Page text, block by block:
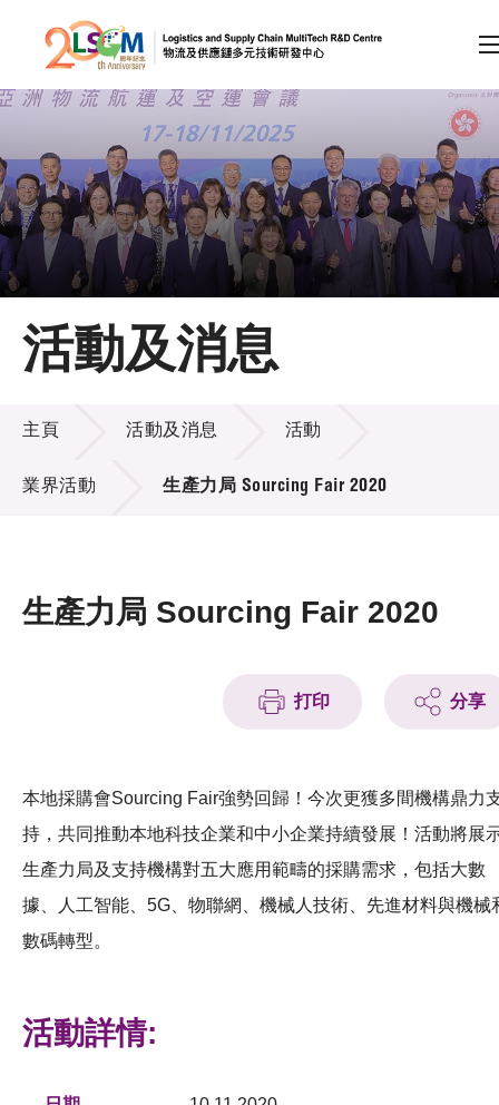
跳到內容（按回車鍵）
會員登入
A A EN 繁 简
主頁
關於LSCM
技術商品化
項目及資助計劃
活動及消息
科技分享
會籍
活動及消息
活動及消息
主頁 活動及消息 活動
業界活動 生產力局 Sourcing Fair 2020
生產力局 Sourcing Fair 2020
打印 分享
本地採購會Sourcing Fair強勢回歸！今次更獲多間機構鼎力
持，共同推動本地科技企業和中小企業持續發展！活動將展
生產力局及支持機構對五大應用範疇的採購需求，包括大數
據、人工智能、5G、物聯網、機械人技術、先進材料與機械
數碼轉型。
活動詳情: